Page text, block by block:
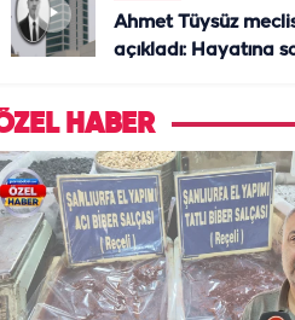
Ahmet Tüysüz
açıkladı: Hayatına
HABER